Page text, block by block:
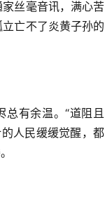
丝毫音讯，满心苦
亡不了炎黄子孙的
总有余温。“道阻且
人民缓缓觉醒，都